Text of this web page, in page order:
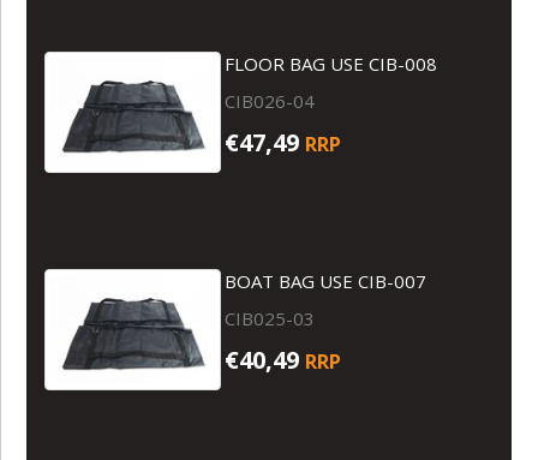
FLOOR BAG USE CIB-008
CIB026-04
€47,49 RRP
BOAT BAG USE CIB-007
CIB025-03
€40,49 RRP